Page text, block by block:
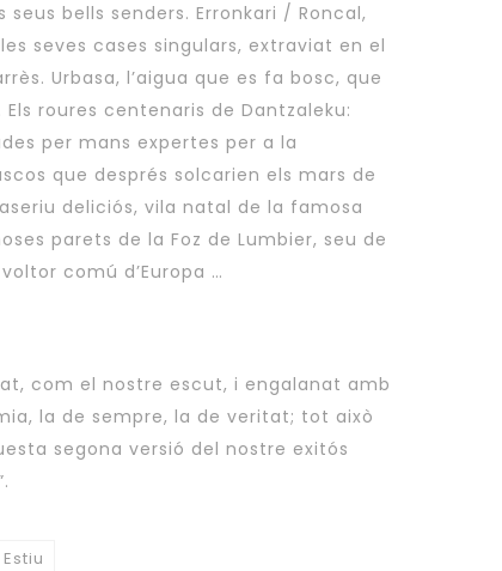
seus bells senders. Erronkari / Roncal,
seves cases singulars, extraviat en el
Urbasa, l’aigua que es fa bosc, que
roures centenaris de Dantzaleku:
per mans expertes per a la
que després solcarien els mars de
deliciós, vila natal de la famosa
parets de la Foz de Lumbier, seu de
comú d’Europa …
com el nostre escut, i engalanat amb
la de sempre, la de veritat; tot això
segona versió del nostre exitós